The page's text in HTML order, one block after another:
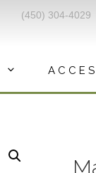
(450) 304-4029